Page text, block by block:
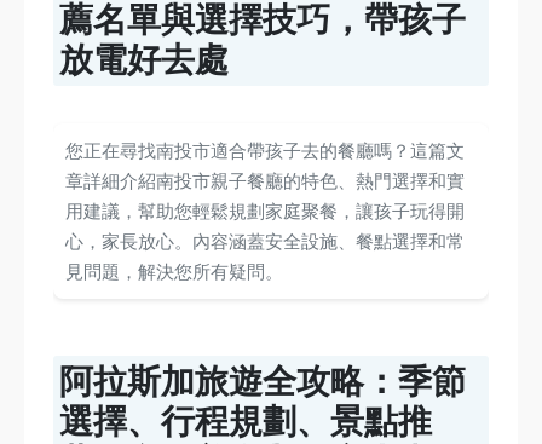
薦名單與選擇技巧，帶孩子
放電好去處
您正在尋找南投市適合帶孩子去的餐廳嗎？這篇文
章詳細介紹南投市親子餐廳的特色、熱門選擇和實
用建議，幫助您輕鬆規劃家庭聚餐，讓孩子玩得開
心，家長放心。內容涵蓋安全設施、餐點選擇和常
見問題，解決您所有疑問。
阿拉斯加旅遊全攻略：季節
選擇、行程規劃、景點推